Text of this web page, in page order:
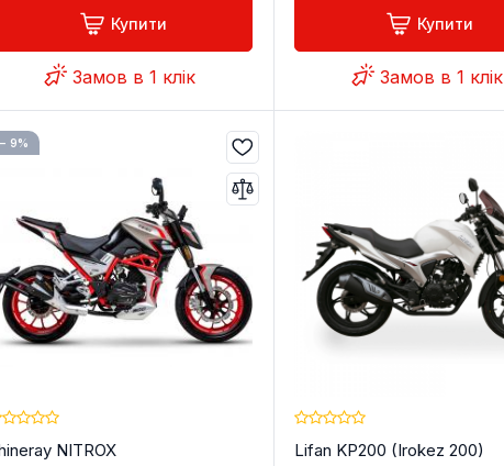
Купити
Замов в 1 клік
Купити
Замов в 1 клік
9%
NITROX Lifan KP200 (Irokez 200)